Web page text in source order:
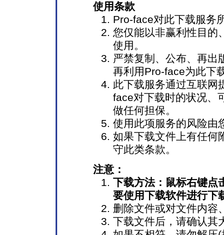
使用条款
Pro-face对此下载服务
您仅能以非赢利性目的
使用。
严禁复制、公布、再出
再利用Pro-face为此下
此下载服务通过互联网
face对下载时的状况、
做任何担保。
使用此项服务的风险由
如果下载文件上有任何
守此类条款。
注意：
下载方法：鼠标右键点
要使用下载软件进行下
删除文件或对文件内容
下载文件后，请确认其